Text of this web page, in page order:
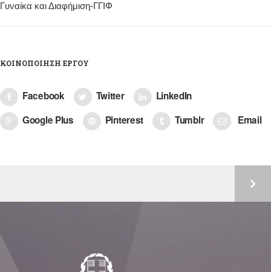
Γυναίκα και Διαφήμιση-ΓΓΙΦ
ΚΟΙΝΟΠΟΊΗΣΗ ΈΡΓΟΥ
Facebook Twitter
LinkedIn
Google Plus
Pinterest Tumblr Email